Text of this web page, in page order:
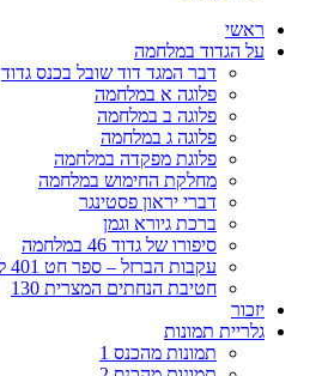
ראשי
על הגדוד במלחמה
דבר המגד דוד שובל בכנס גדוד
פלוגה א במלחמה
פלוגה ב במלחמה
פלוגה ג במלחמה
פלוגת מפקדה במלחמה
מחלקת החימוש במלחמה
דברי יראון פסטינגר
ברכת גיורא וגמן
סיפורו של גדוד 46 במלחמה
עקבות הברזל – ספר חט 401 ליום כיפור
חטיבת הנחתים המצרית 130
יזכור
גלריית תמונות
תמונות מהכנס 1